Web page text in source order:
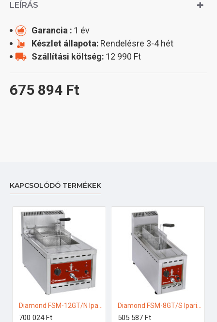
LEÍRÁS
675 894 Ft
Garancia : 1 év
Készlet állapota: Rendelésre 3-4 hét
Szállítási költség: 12 990 Ft
KAPCSOLÓDÓ TERMÉKEK
700 024 Ft 505 587 Ft